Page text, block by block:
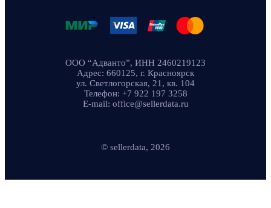
ООО “Адванто”, ИНН 2460219123
Адрес: 660125, г. Красноярск
ул. Светлогорская, 21, кв. 104
Телефон: +7 922 197 3258
E-mail: office@sellerdata.ru
© sellerdata, 2026